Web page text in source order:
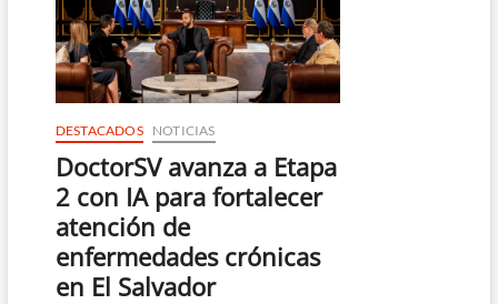
séptimo
año
de
gestión,
según
de
la
DESTACADOS NOTICIAS
DoctorSV avanza a Etapa
2 con IA para fortalecer
atención de
enfermedades crónicas
en El Salvador